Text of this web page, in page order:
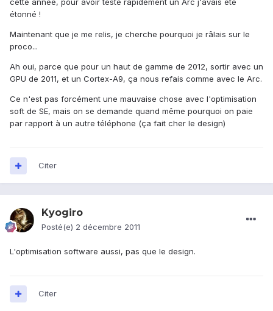
cette année, pour avoir testé rapidement un Arc j'avais été
étonné !
Maintenant que je me relis, je cherche pourquoi je râlais sur le
proco...
Ah oui, parce que pour un haut de gamme de 2012, sortir avec un
GPU de 2011, et un Cortex-A9, ça nous refais comme avec le Arc.
Ce n'est pas forcément une mauvaise chose avec l'optimisation
soft de SE, mais on se demande quand même pourquoi on paie
par rapport à un autre téléphone (ça fait cher le design)
Citer
Kyogiro
Posté(e) 2 décembre 2011
L'optimisation software aussi, pas que le design.
Citer